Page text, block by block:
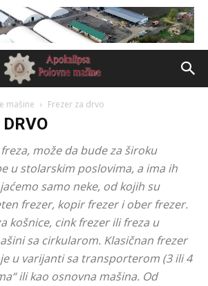
mašine Frezer za drvo
može da bude za široku
u stolarskim poslovima, a ima ih
samo neke, od kojih su
frezer, kopir frezer i ober frezer.
košnice, cink frezer ili freza u
sa cirkularom. Klasičnan frezer
u varijanti sa transporterom (3 ili 4
ili kao osnovna mašina. Od